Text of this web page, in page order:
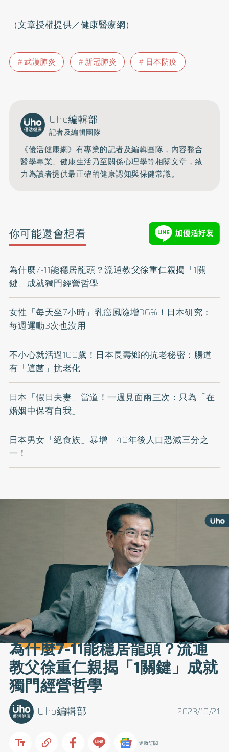
（文章授權提供／健康醫療網）
武漢肺炎 新冠肺炎 日本防疫
Uho編輯部
記者及編輯團隊
《優活健康網》有專業的記者及編輯團隊，內容整合
醫學專業、健康生活乃至關係心理學等相關文章，致
力為讀者提供最正確的健康認知與保健常識。
你可能還會想看
為什麼7-11能穩居龍頭？流通教父徐重仁親揭「1關
鍵」成就獨門經營哲學
女性「每天坐7小時」乳癌風險增36%！日本研究：
每週運動3次也沒用
不小心就活過100歲！日本長壽鄉的抗老秘密：腸道
有「這菌」抗老化
日本「假日夫妻」當道！一週見面兩三次：只為「在
婚姻中保有自我」
日本男女「絕食族」暴增 40年後人口恐減三分之
一！
為什麼7-11能穩居龍頭？流通
教父徐重仁親揭「1關鍵」成就
獨門經營哲學
2023/10/21
Uho編輯部
追蹤訂閱